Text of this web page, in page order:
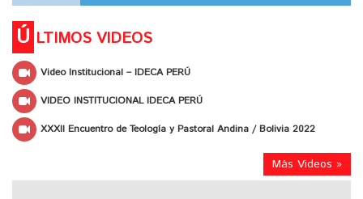
Ú LTIMOS VIDEOS
Video Institucional – IDECA PERÚ
VIDEO INSTITUCIONAL IDECA PERÚ
XXXII Encuentro de Teología y Pastoral Andina / Bolivia 2022
Más Videos »